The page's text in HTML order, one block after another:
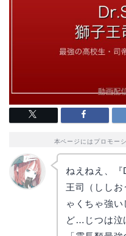
本ページにはプロモー
ねえねえ、
王司（しし
ゃくちゃ強
ど…じつは泣